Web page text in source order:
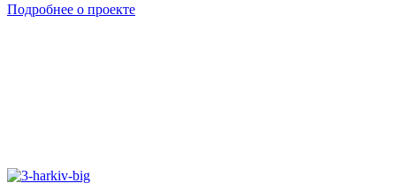
Подробнее о проекте